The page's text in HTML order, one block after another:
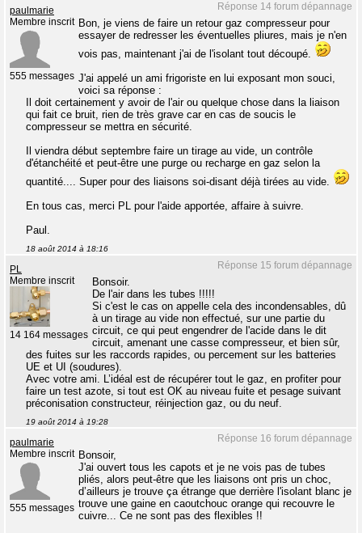
Réponse 14 forum dépannage
paulmarie
Membre inscrit
555 messages
Bon, je viens de faire un retour gaz compresseur pour
essayer de redresser les éventuelles pliures, mais je n'en
vois pas, maintenant j'ai de l'isolant tout découpé.
J'ai appelé un ami frigoriste en lui exposant mon souci,
voici sa réponse :
Il doit certainement y avoir de l'air ou quelque chose dans la liaison
qui fait ce bruit, rien de très grave car en cas de soucis le
compresseur se mettra en sécurité.
Il viendra début septembre faire un tirage au vide, un contrôle
d'étanchéité et peut-être une purge ou recharge en gaz selon la
quantité.... Super pour des liaisons soi-disant déjà tirées au vide.
En tous cas, merci PL pour l'aide apportée, affaire à suivre.
Paul.
18 août 2014 à 18:16
Réponse 15 forum dépannage
PL
Membre inscrit
14 164 messages
Bonsoir.
De l'air dans les tubes !!!!!
Si c'est le cas on appelle cela des incondensables, dû
à un tirage au vide non effectué, sur une partie du
circuit, ce qui peut engendrer de l'acide dans le dit
circuit, amenant une casse compresseur, et bien sûr,
des fuites sur les raccords rapides, ou percement sur les batteries
UE et UI (soudures).
Avec votre ami. L’idéal est de récupérer tout le gaz, en profiter pour
faire un test azote, si tout est OK au niveau fuite et pesage suivant
préconisation constructeur, réinjection gaz, ou du neuf.
19 août 2014 à 19:28
Réponse 16 forum dépannage
paulmarie
Membre inscrit
555 messages
Bonsoir,
J'ai ouvert tous les capots et je ne vois pas de tubes
pliés, alors peut-être que les liaisons ont pris un choc,
d’ailleurs je trouve ça étrange que derrière l'isolant blanc je
trouve une gaine en caoutchouc orange qui recouvre le
cuivre... Ce ne sont pas des flexibles !!